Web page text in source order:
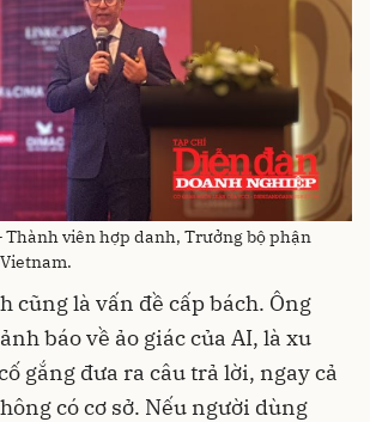
Thành viên hợp danh, Trưởng bộ phận
cũng là vấn đề cấp bách. Ông
báo về ảo giác của AI, là xu
gắng đưa ra câu trả lời, ngay cả
có cơ sở. Nếu người dùng